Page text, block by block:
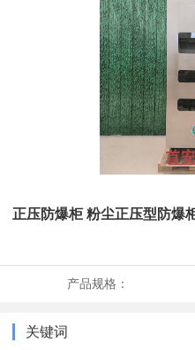
正压防爆柜 粉尘正压型防爆
产品规格：
关键词